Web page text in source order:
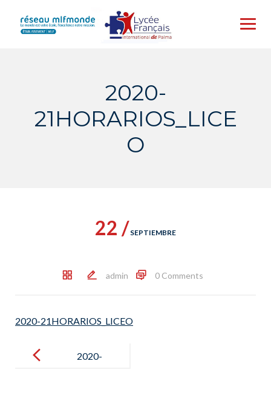
content
2020-
21HORARIOS_LICE
O
22 / SEPTIEMBRE
admin 0 Comments
2020-21HORARIOS_LICEO
navigation
2020-